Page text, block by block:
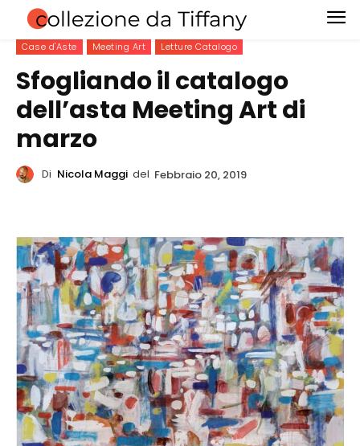
Case d'Aste Meeting Art Letture Catalogo
Sfogliando il catalogo
dell’asta Meeting Art di
marzo
Di Nicola Maggi del Febbraio 20, 2019